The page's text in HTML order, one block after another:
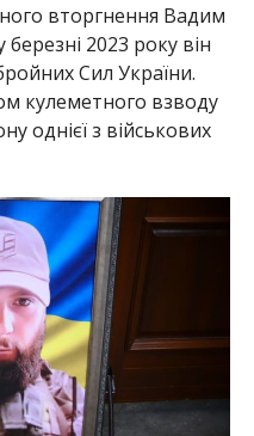
вторгнення Вадим
2023 року він
Сил України.
кулеметного взводу
однієї з військових